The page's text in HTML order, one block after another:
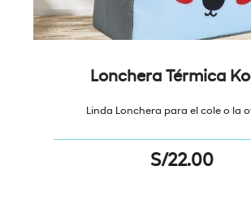
Lonchera Térmica
Linda Lonchera para el cole o la
S/22.00